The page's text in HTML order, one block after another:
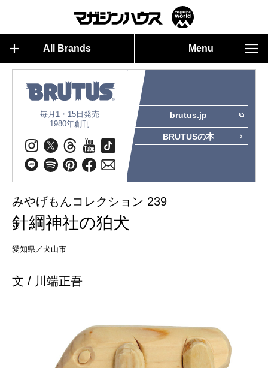
All Brands Menu
毎月1・15日発売
1980年創刊
brutus.jp
BRUTUSの本
みやげもんコレクション 239
針綱神社の狛犬
愛知県／犬山市
文 / 川端正吾